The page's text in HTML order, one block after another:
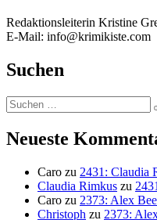
Redaktionsleiterin Kristine
E-Mail: info@krimikiste.com
Suchen
Suchen
nach:
Neueste
Caro zu 2431: Claudia
Claudia Rimkus zu
Caro zu 2373: Alex
Christoph zu 2373: